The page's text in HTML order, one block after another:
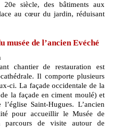
siècle, des bâtiments aux
au cœur du jardin, réduisant
musée de l’ancien Evéché
chantier de restauration est
Il comporte plusieurs
ci. La façade occidentale de la
la façade en ciment moulé) et
Saint-Hugues. L’ancien
pour accueillir le Musée de
de visite autour de